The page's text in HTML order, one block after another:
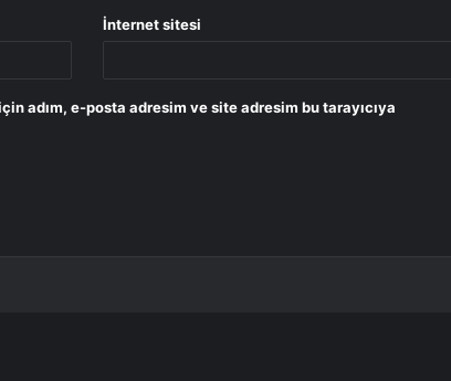
İnternet sitesi
adım, e-posta adresim ve site adresim bu tarayıcıya